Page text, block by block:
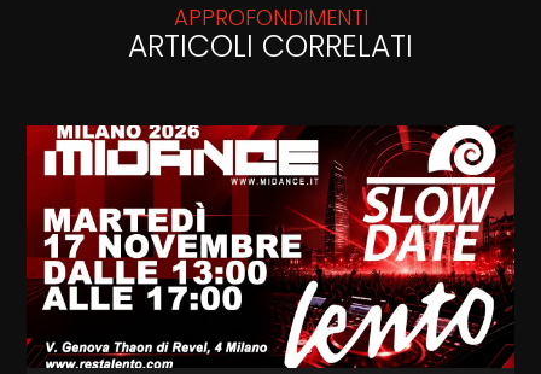
APPROFONDIMENTI
ARTICOLI CORRELATI